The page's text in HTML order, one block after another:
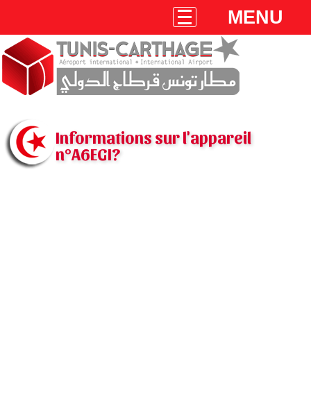
MENU
Informations sur l'appareil
n°A6EGI?